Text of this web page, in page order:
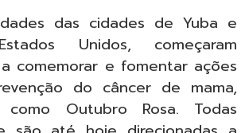
das cidades de Yuba e
Unidos, começaram
comemorar e fomentar ações
do câncer de mama,
como Outubro Rosa. Todas